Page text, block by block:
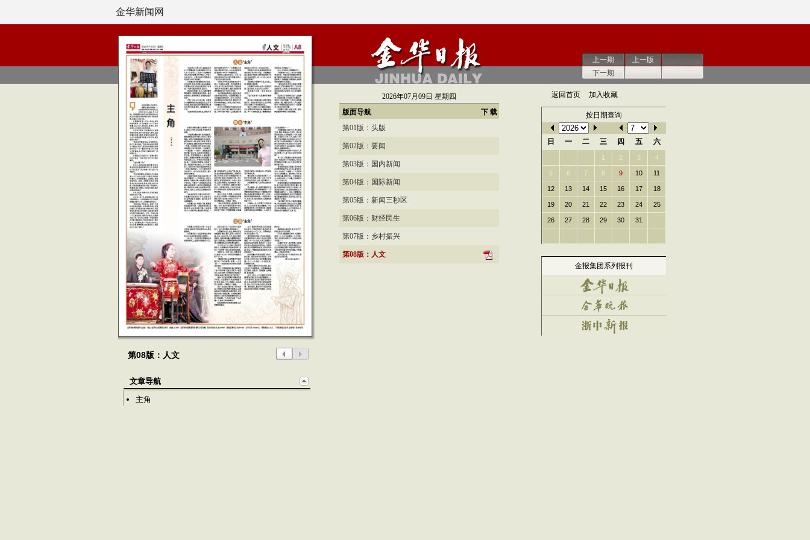
金华新闻网
上一期
下一期
上一版
第08版：人文
文章导航
主角
2026年07月09日 星期四
版面导航
下 载
第01版：头版
第02版：要闻
第03版：国内新闻
第04版：国际新闻
第05版：新闻三秒区
第06版：财经民生
第07版：乡村振兴
第08版：人文
返回首页 加入收藏
按日期查询
日 一 二 三 四 五 六
1 2 3 4
5 6 7 8 9 10 11
12 13 14 15 16 17 18
19 20 21 22 23 24 25
26 27 28 29 30 31
金报集团系列报刊